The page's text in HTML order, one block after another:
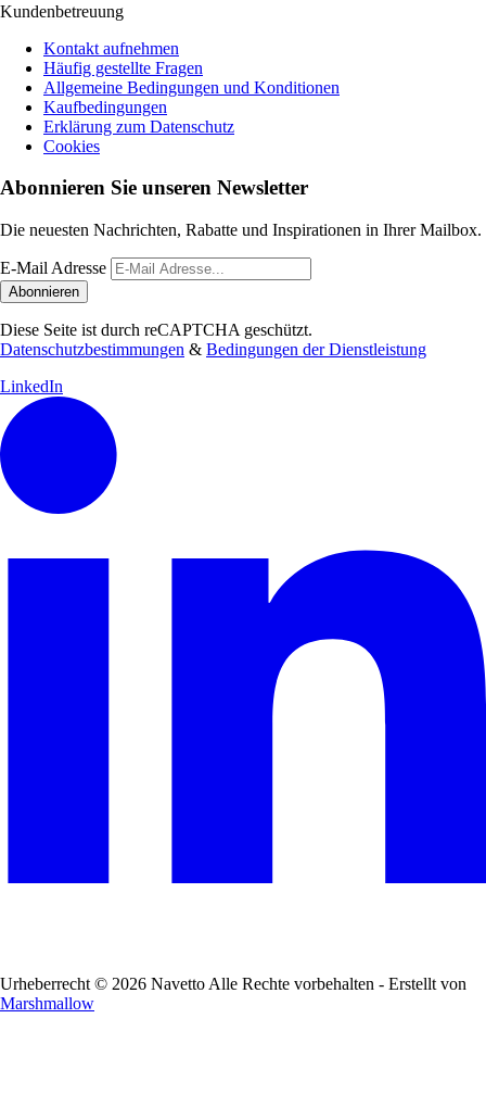
Kundenbetreuung
Kontakt aufnehmen
Häufig gestellte Fragen
Allgemeine Bedingungen und Konditionen
Kaufbedingungen
Erklärung zum Datenschutz
Cookies
Abonnieren Sie unseren Newsletter
Die neuesten Nachrichten, Rabatte und Inspirationen in Ihrer Mailbox.
E-Mail Adresse
Abonnieren
Diese Seite ist durch reCAPTCHA geschützt.
Datenschutzbestimmungen & Bedingungen der Dienstleistung
LinkedIn
Urheberrecht © 2026 Navetto Alle Rechte vorbehalten - Erstellt von
Marshmallow